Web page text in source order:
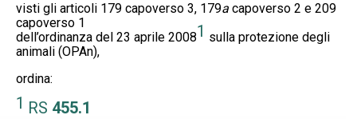
visti gli articoli 179 capoverso 3, 179a capoverso 2 e 209
capoverso 1
dell’ordinanza del 23 aprile 20081 sulla protezione degli
animali (OPAn),
ordina:
1 RS 455.1